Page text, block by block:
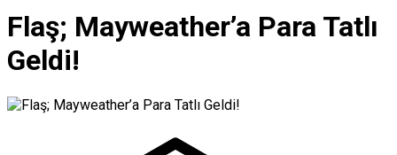
Flaş; Mayweather’a Para Tatlı
Geldi!